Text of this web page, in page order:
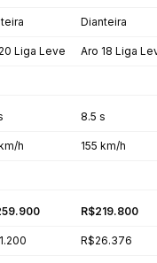
Dianteira
Liga Leve Aro 18 Liga
8.5 s
h 155 km/h
R$219.800
R$26.376